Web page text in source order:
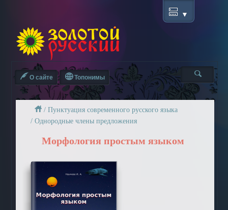
О сайте Топонимы
/Пунктуация современного русского языка
/Однородные члены предложения
Морфология простым языком